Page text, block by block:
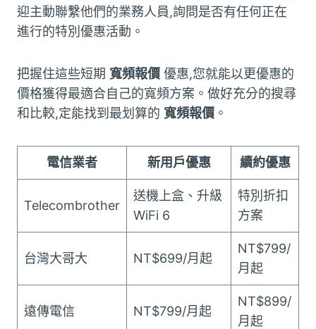
迎主動聯繫他們的業務人員,詢問是否有任何正在
進行的特別優惠活動。
把握住這些短期 寬頻報價 優惠,您就能以更優惠的
價格獲得最適合自己的寬頻方案。做好充分的搜尋
和比較,定能找到最划算的 寬頻報價 。
電信業者 新用戶優惠 續約優惠
Telecombrother
送機上盒、升級
WiFi 6
特別折扣
方案
台灣大哥大 NT$699/月起
NT$799/
月起
遠傳電信 NT$799/月起
NT$899/
月起